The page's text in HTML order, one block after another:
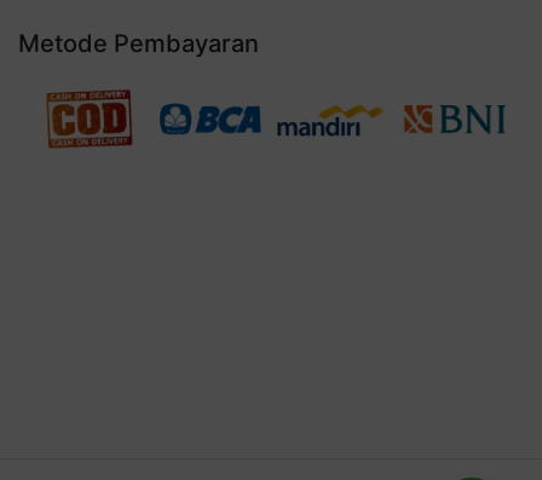
Metode Pembayaran